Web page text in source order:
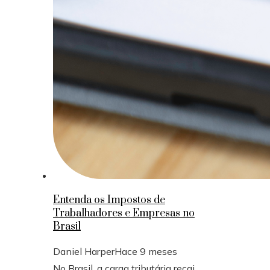
Entenda os Impostos de
Trabalhadores e Empresas no
Brasil
Daniel HarperHace 9 meses